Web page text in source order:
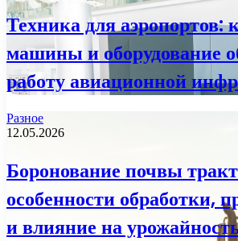
Техника для аэропортов:
машины и оборудование
работу авиационной
Разное
12.05.2026
Боронование почвы
особенности обработки,
и влияние на